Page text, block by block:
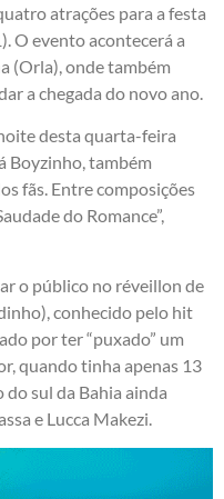
atrações para a festa
O evento acontecerá a
(Orla), onde também
a chegada do novo ano.
desta quarta-feira
Boyzinho, também
fãs. Entre composições
do Romance”,
o público no réveillon de
conhecido pelo hit
por ter “puxado” um
quando tinha apenas 13
sul da Bahia ainda
e Lucca Makezi.